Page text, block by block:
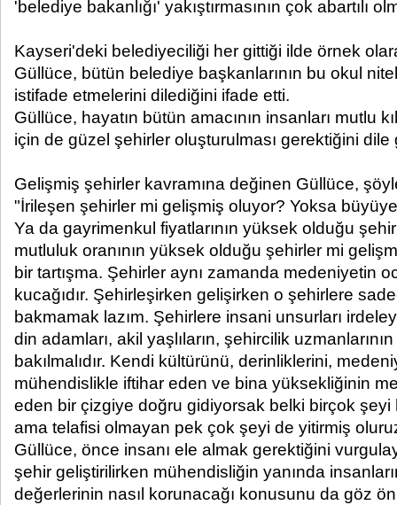
'belediye bakanlığı' yakıştırmasının çok abartılı
Kayseri'deki belediyeciliği her gittiği ilde örnek
Güllüce, bütün belediye başkanlarının bu okul
istifade etmelerini dilediğini ifade etti.
Güllüce, hayatın bütün amacının insanları mutlu
için de güzel şehirler oluşturulması gerektiğini dile
Gelişmiş şehirler kavramına değinen Güllüce,
"İrileşen şehirler mi gelişmiş oluyor? Yoksa
Ya da gayrimenkul fiyatlarının yüksek olduğu
mutluluk oranının yüksek olduğu şehirler mi
bir tartışma. Şehirler aynı zamanda medeniyetin
kucağıdır. Şehirleşirken gelişirken o şehirlere
bakmamak lazım. Şehirlere insani unsurları
din adamları, akil yaşlıların, şehircilik
bakılmalıdır. Kendi kültürünü, derinliklerini,
mühendislikle iftihar eden ve bina yüksekliğinin
eden bir çizgiye doğru gidiyorsak belki birçok şeyi
ama telafisi olmayan pek çok şeyi de yitirmiş
Güllüce, önce insanı ele almak gerektiğini
şehir geliştirilirken mühendisliğin yanında
değerlerinin nasıl korunacağı konusunu da göz